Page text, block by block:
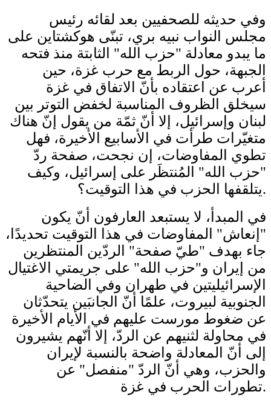
وفي حديثه للصحفيين بعد لقائه رئيس
مجلس النواب نبيه بري، تبنّى هوكشتاين على
ما يبدو معادلة "حزب الله" الثابتة منذ فتحه
الجبهة، حول الربط مع حرب غزة، حين
أعرب عن اعتقاده بأنّ الاتفاق في غزة
سيخلق الظروف المناسبة لخفض التوتر بين
لبنان وإسرائيل، إلا أنّ ثمّة من يقول إنّ هناك
متغيّرات طرأت في الأسابيع الأخيرة، فهل
تطوي المفاوضات، إن نجحت، صفحة ردّ
"حزب الله" المُنتظَر على إسرائيل، وكيف
يتلقفها الحزب في هذا التوقيت؟.
في المبدأ، لا يستبعد العارفون أنّ يكون
"إنعاش" المفاوضات في هذا التوقيت تحديدًا،
جاء بهدف "طيّ صفحة" الردّين المنتظرين
من إيران و"حزب الله" على جريمتي الاغتيال
الإسرائيليتين في طهران وفي الضاحية
الجنوبية لبيروت، علمًا أنّ الجانبَين يتحدّثان
عن ضغوط مورست عليهم في الأيام الأخيرة
في محاولة لثنيهم عن الردّ، إلا أنّهم يشيرون
إلى أنّ المعادلة واضحة بالنسبة لإيران
والحزب، وهي أنّ الردّ "منفصل" عن
تطورات الحرب في غزة.